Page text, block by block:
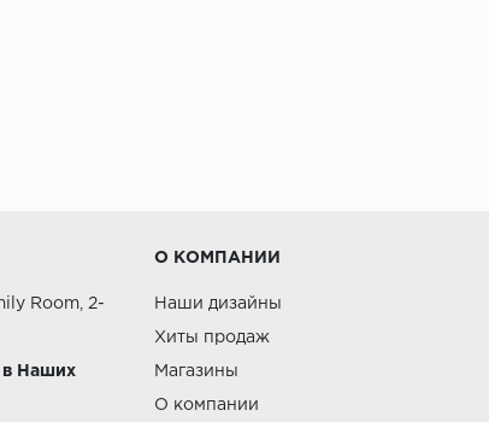
Room, 2-
в Наших
О КОМПАНИИ
Наши дизайны
Хиты продаж
Магазины
О компании